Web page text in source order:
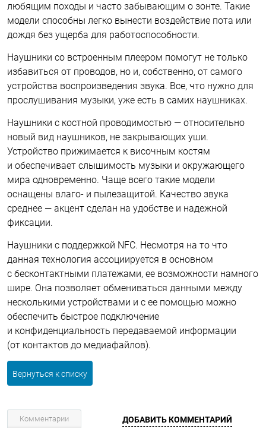
любящим походы и часто забывающим о зонте. Такие
модели способны легко вынести воздействие пота или
дождя без ущерба для работоспособности.
Наушники со встроенным плеером помогут не только
избавиться от проводов, но и, собственно, от самого
устройства воспроизведения звука. Все, что нужно для
прослушивания музыки, уже есть в самих наушниках.
Наушники с костной проводимостью — относительно
новый вид наушников, не закрывающих уши.
Устройство прижимается к височным костям
и обеспечивает слышимость музыки и окружающего
мира одновременно. Чаще всего такие модели
оснащены влаго- и пылезащитой. Качество звука
среднее — акцент сделан на удобстве и надежной
фиксации.
Наушники с поддержкой NFC. Несмотря на то что
данная технология ассоциируется в основном
с бесконтактными платежами, ее возможности намного
шире. Она позволяет обмениваться данными между
несколькими устройствами и с ее помощью можно
обеспечить быстрое подключение
и конфиденциальность передаваемой информации
(от контактов до медиафайлов).
Вернуться к списку
Комментарии ДОБАВИТЬ КОММЕНТАРИЙ